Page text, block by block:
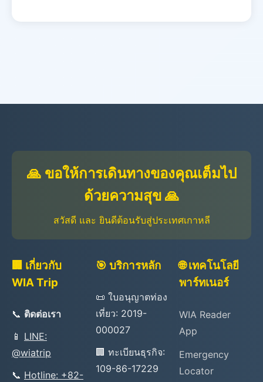
🙏 ขอให้การเดินทางของคุณเต็มไป
ด้วยความสุข 🙏
สวัสดี และ ยินดีต้อนรับสู่ประเทศเกาหลี
🏢 เกี่ยวกับ
WIA Trip
📞 ติดต่อเรา
📱 LINE:
@wiatrip
📞 Hotline: +82-
🎯 บริการหลัก
📜 ใบอนุญาตท่อง
เที่ยว: 2019-
000027
🏢 ทะเบียนธุรกิจ:
109-86-17229
🌐 เทคโนโลยี
พาร์ทเนอร์
WIA Reader
App
Emergency
Locator